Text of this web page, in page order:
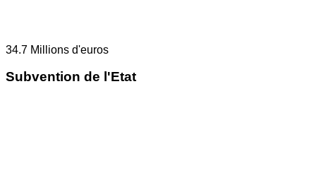
34.7 Millions d'euros
Subvention de l'Etat